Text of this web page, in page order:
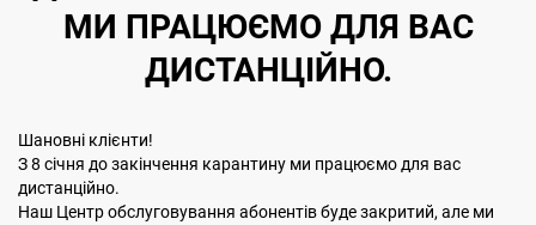
МИ ПРАЦЮЄМО ДЛЯ ВАС
ДИСТАНЦІЙНО.
Шановні клієнти!
З 8 сiчня до закінчення карантину ми працюємо для вас
дистанційно.
Наш Центр обслуговування абонентів буде закритий, але ми